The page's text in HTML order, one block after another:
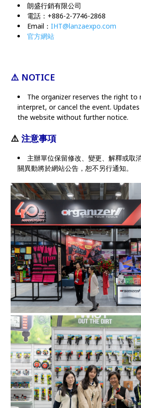
朗盛行銷有限公司
電話：+886-2-7746-2868
Email：IHT@lanzaexpo.com
官方網站
⚠️ NOTICE
The organizer reserves the right to
interpret, or cancel the event.
the website without further notice.
⚠️注意事項
主辦單位保留修改、變更、解釋或取
關異動將於網站公告，恕不另行通知。